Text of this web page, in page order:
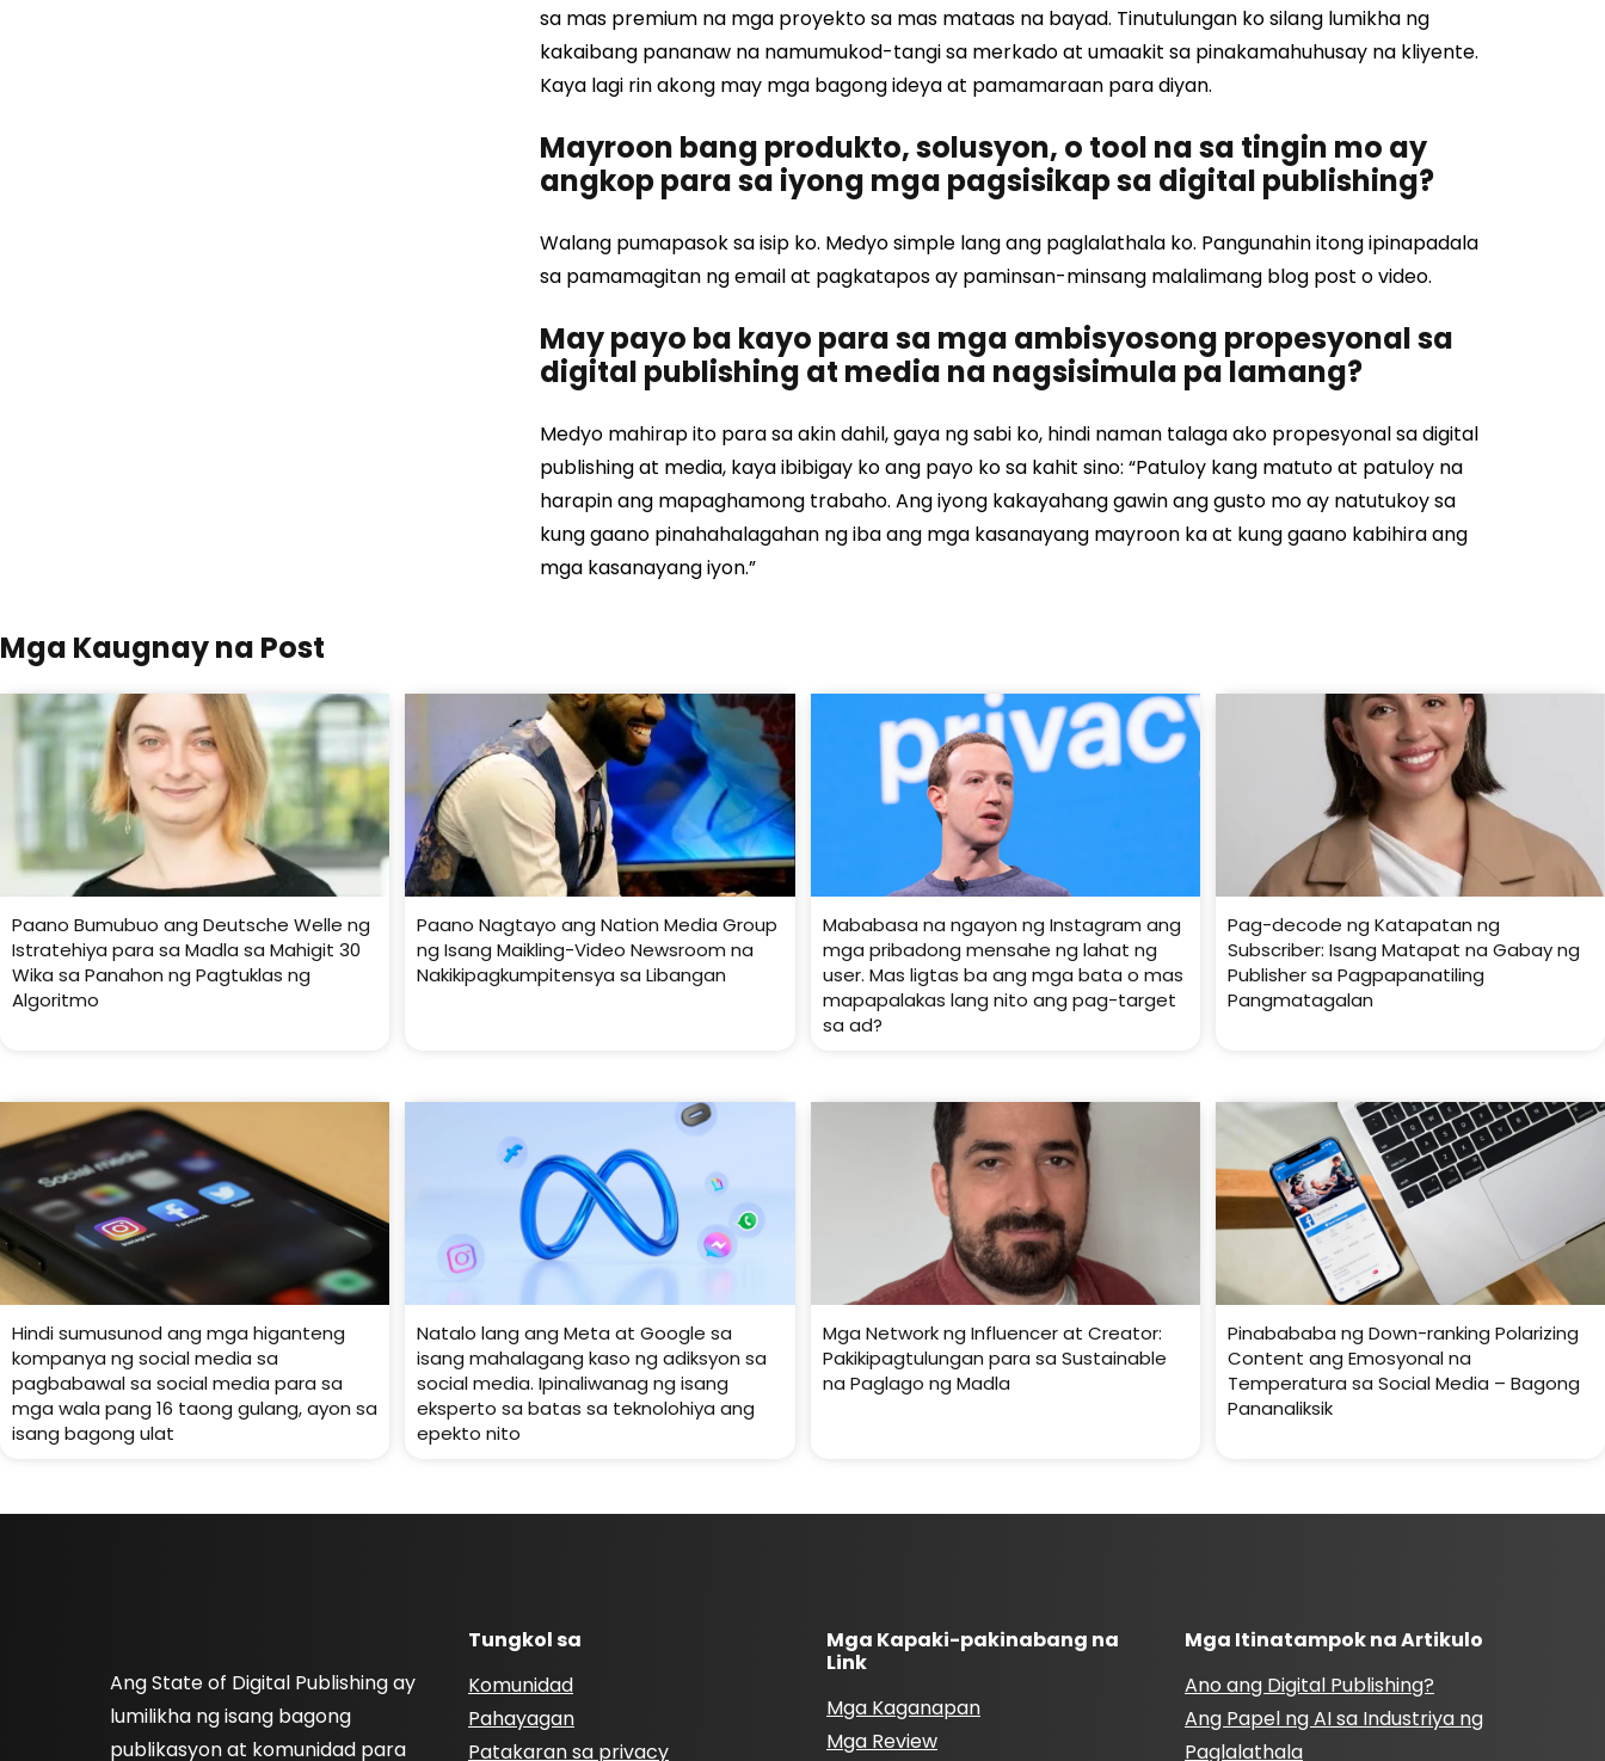
sa mas premium na mga proyekto sa mas mataas na bayad. Tinutulungan ko silang lumikha ng
kakaibang pananaw na namumukod-tangi sa merkado at umaakit sa pinakamahuhusay na kliyente.
Kaya lagi rin akong may mga bagong ideya at pamamaraan para diyan.
Mayroon bang produkto, solusyon, o tool na sa tingin mo ay
angkop para sa iyong mga pagsisikap sa digital publishing?
Walang pumapasok sa isip ko. Medyo simple lang ang paglalathala ko. Pangunahin itong ipinapadala
sa pamamagitan ng email at pagkatapos ay paminsan-minsang malalimang blog post o video.
May payo ba kayo para sa mga ambisyosong propesyonal sa
digital publishing at media na nagsisimula pa lamang?
Medyo mahirap ito para sa akin dahil, gaya ng sabi ko, hindi naman talaga ako propesyonal sa digital
publishing at media, kaya ibibigay ko ang payo ko sa kahit sino: “Patuloy kang matuto at patuloy na
harapin ang mapaghamong trabaho. Ang iyong kakayahang gawin ang gusto mo ay natutukoy sa
kung gaano pinahahalagahan ng iba ang mga kasanayang mayroon ka at kung gaano kabihira ang
mga kasanayang iyon.”
Mga Kaugnay na Post
Paano Bumubuo ang Deutsche Welle ng
Istratehiya para sa Madla sa Mahigit 30
Wika sa Panahon ng Pagtuklas ng
Algoritmo
Paano Nagtayo ang Nation Media Group
ng Isang Maikling-Video Newsroom na
Nakikipagkumpitensya sa Libangan
Mababasa na ngayon ng Instagram ang
mga pribadong mensahe ng lahat ng
user. Mas ligtas ba ang mga bata o mas
mapapalakas lang nito ang pag-target
sa ad?
Pag-decode ng Katapatan ng
Subscriber: Isang Matapat na Gabay ng
Publisher sa Pagpapanatiling
Pangmatagalan
Hindi sumusunod ang mga higanteng
kompanya ng social media sa
pagbabawal sa social media para sa
mga wala pang 16 taong gulang, ayon sa
isang bagong ulat
Natalo lang ang Meta at Google sa
isang mahalagang kaso ng adiksyon sa
social media. Ipinaliwanag ng isang
eksperto sa batas sa teknolohiya ang
epekto nito
Mga Network ng Influencer at Creator:
Pakikipagtulungan para sa Sustainable
na Paglago ng Madla
Pinabababa ng Down-ranking Polarizing
Content ang Emosyonal na
Temperatura sa Social Media – Bagong
Pananaliksik
Ang State of Digital Publishing ay
lumilikha ng isang bagong
publikasyon at komunidad para
Tungkol sa
Komunidad
Pahayagan
Patakaran sa privacy
Mga Kapaki-pakinabang na
Link
Mga Kaganapan
Mga Review
Mga Itinatampok na Artikulo
Ano ang Digital Publishing?
Ang Papel ng AI sa Industriya ng
Paglalathala